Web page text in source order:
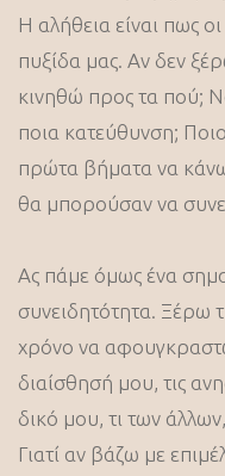
Η αλήθεια είναι πως
πυξίδα μας. Αν δεν
κινηθώ προς τα πού;
ποια κατεύθυνση;
πρώτα βήματα να
θα μπορούσαν να
Ας πάμε όμως ένα
συνειδητότητα. Ξέρω
χρόνο να
διαίσθησή μου, τις
δικό μου, τι των
Γιατί αν βάζω με